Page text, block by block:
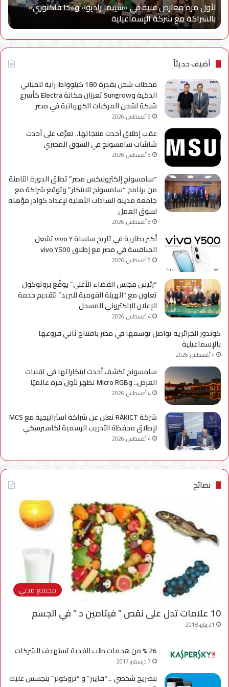
فاكتوري»
بالشراكة
مع
شركة
الإسماعيلية
لأول مرة معارض فنية في «سينما راديو» و«ذا فاكتوري»
بالشراكة مع شركة الإسماعيلية
في
A
أضيف حديثاً
محطات شحن بقدرة 180 كيلوواط: راية للمباني
الذكية وSungrow تعززان مكانة Electra كأسرع
شبكة لشحن المركبات الكهربائية في مصر
5 أغسطس، 2026
عقب إطلاق أحدث منتجاتها.. تعرّف على أحدث
شاشات سامسونج في السوق المصري
5 أغسطس، 2026
“سامسونج إلكترونيكس مصر” تطلق الدورة الثامنة
من برنامج “سامسونج للابتكار” وتوقع شراكة مع
جامعة مدينة السادات الأهلية لإعداد كوادر مؤهلة
لسوق العمل
5 أغسطس، 2026
أكبر بطارية في تاريخ سلسلة vivo Y تشعل
المنافسة في مصر مع إطلاق vivo Y500
5 أغسطس، 2026
“رئيس مجلس القضاء الأعلى” يوقّع بروتوكول
تعاون مع “الهيئة القومية للبريد” لتقديم خدمة
الإعلان الإلكتروني المسجل
4 أغسطس، 2026
كوندور الجزائرية تواصل توسعها في مصر بافتتاح ثاني فروعها
بالإسماعيلية
4 أغسطس، 2026
سامسونج تكشف أحدث ابتكاراتها في تقنيات
العرض.. وMicro RGB تظهر لأول مرة عالميًا
4 أغسطس، 2026
شركة RAKICT تعلن عن شراكة استراتيجية مع MCS
لإطلاق محفظة التدريب الرسمية لكاسبرسكي
4 أغسطس، 2026
نصائح
مجتمع مدني
10 علامات تدل على نقص ” فيتامين د ” في الجسم
21 يناير، 2018
26 % من هجمات طلب الفدية تستهدف الشركات
7 ديسمبر، 2017
بتصريح شخصي .. “فايبر” و “تروكولر” يتجسس عليك